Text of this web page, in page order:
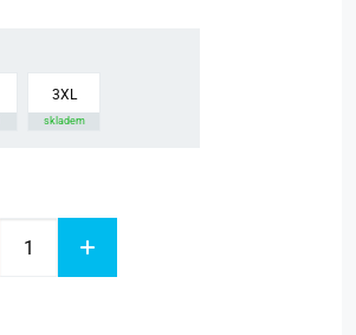
3XL
skladem